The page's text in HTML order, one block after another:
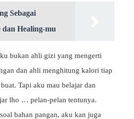
Sebagai
Healing-mu
bukan ahli gizi yang mengerti
dan ahli menghitung kalori tiap
Tapi aku mau belajar dan
lho … pelan-pelan tentunya.
bahan pangan, aku kan juga